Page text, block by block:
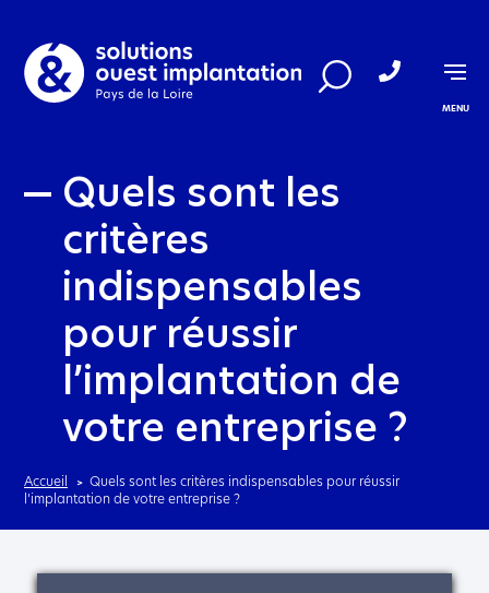
MENU
Quels sont les
critères
indispensables
pour réussir
l’implantation de
votre entreprise ?
Accueil
Quels sont les critères indispensables pour réussir
l’implantation de votre entreprise ?